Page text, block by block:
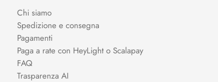
Chi siamo
Spedizione e consegna
Pagamenti
Paga a rate con HeyLight o Scalapay
FAQ
Trasparenza AI